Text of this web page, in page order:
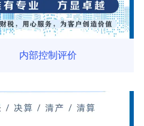
内部控制评价